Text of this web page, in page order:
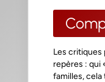
Les critiques
repères : qui
familles,